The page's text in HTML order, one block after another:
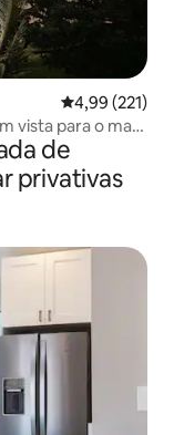
4,99 de uma
4,99 (221)
vista para o mar
de
privativas